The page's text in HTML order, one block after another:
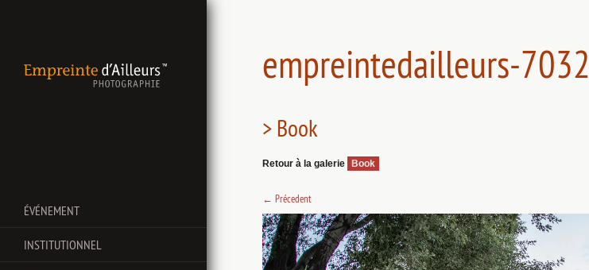
ÉVÉNEMENT
INSTITUTIONNEL
empreintedailleurs-7032
> Book
Retour à la galerie Book
← Précedent